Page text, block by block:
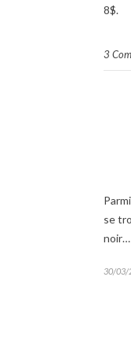
8$.
3
se
noir…
30/03/